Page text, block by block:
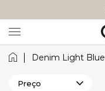
Denim Light Blue
Preço